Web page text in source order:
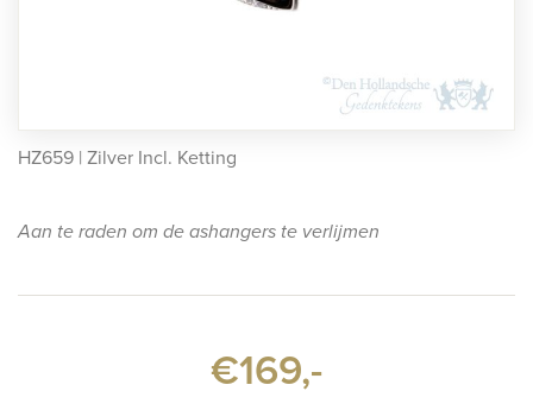
HZ659 | Zilver Incl. Ketting
Aan te raden om de ashangers te verlijmen
€169,-